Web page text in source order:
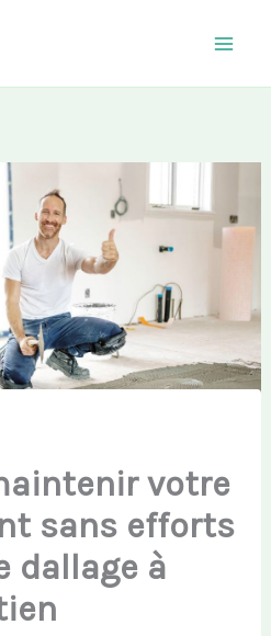
votre
sans efforts
dallage à